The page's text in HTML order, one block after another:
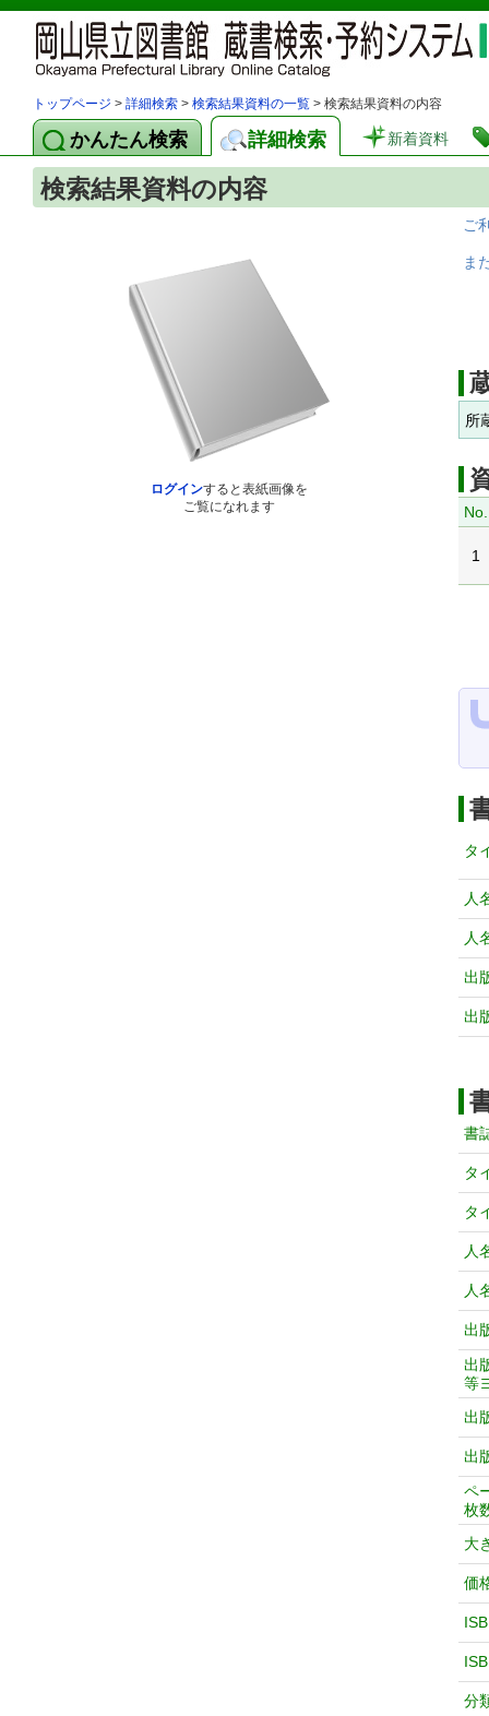
トップページ > 詳細検索 > 検索結果資料の一覧 > 検索結果資料の内容
かんたん検索 詳細検索 新着資料
検索結果資料の内容
ログインすると表紙画像を
ご覧になれます
ご
ま
所
No.
1
タ
人
人
出
出
書
タ
タ
人
人
出
出
等
出
出
ペ
枚
大
価
分